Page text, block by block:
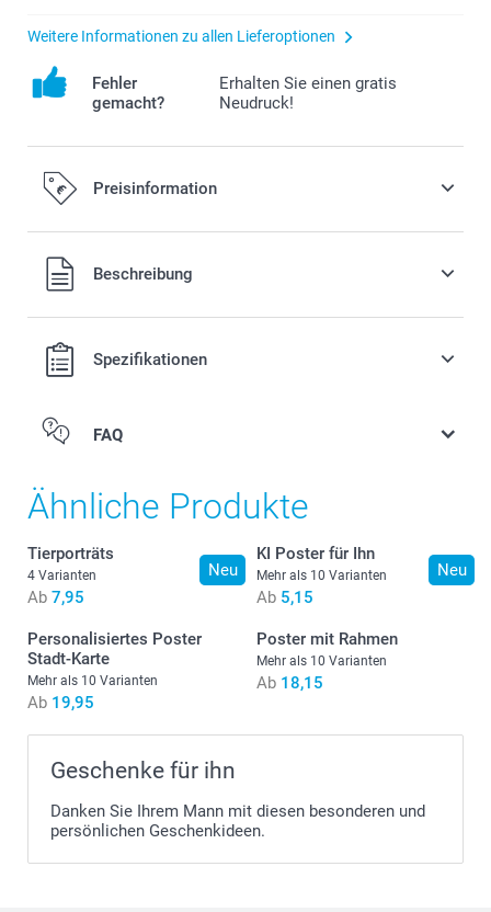
Weitere Informationen zu allen Lieferoptionen
Fehler
gemacht?
Erhalten Sie einen gratis
Neudruck!
Preisinformation
Alle Preise verstehen sich in EURO (€) inkl. MwSt. und zzgl.
Versandkosten.
Anzahl Stückpreis
1 - 4
5 - 9
10 - 19
20 - 29
30+
Beschreibung
Spezifikationen
FAQ
Ähnliche Produkte
Neu
Tierporträts
4 Varianten
Ab 7,95
Neu
KI Poster für Ihn
Mehr als 10 Varianten
Ab 5,15
Personalisiertes Poster
Stadt-Karte
Mehr als 10 Varianten
Ab 19,95
Poster mit Rahmen
Mehr als 10 Varianten
Ab 18,15
Geschenke für ihn
Danken Sie Ihrem Mann mit diesen besonderen und
persönlichen Geschenkideen.